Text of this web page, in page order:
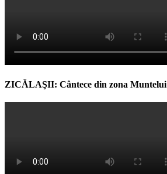
ZICĂLAŞII: Cântece din zona Muntelui